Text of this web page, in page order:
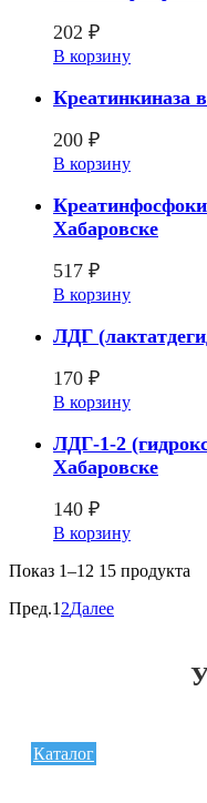
202 ₽
В корзину
Креатинкиназа
200 ₽
В корзину
Хабаровске
517 ₽
В корзину
ЛДГ
170 ₽
В корзину
ЛДГ-1-2
Хабаровске
140 ₽
В корзину
Показ 1–12 15 продукта
Пред.1 2Далее
Каталог